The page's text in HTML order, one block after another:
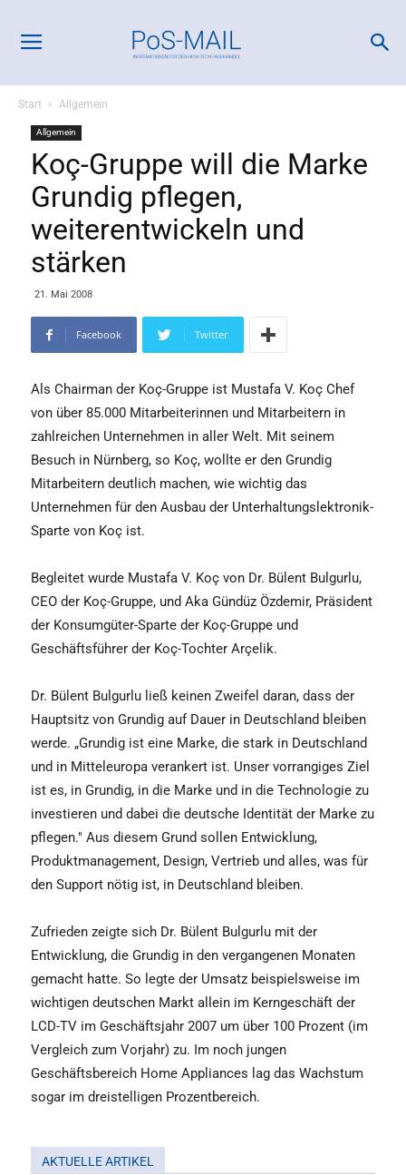
Start Allgemein
Allgemein
Koç-Gruppe will die Marke
Grundig pflegen,
weiterentwickeln und
stärken
21. Mai 2008
Facebook Twitter
Als Chairman der Koç-Gruppe ist Mustafa V. Koç Chef
von über 85.000 Mitarbeiterinnen und Mitarbeitern in
zahlreichen Unternehmen in aller Welt. Mit seinem
Besuch in Nürnberg, so Koç, wollte er den Grundig
Mitarbeitern deutlich machen, wie wichtig das
Unternehmen für den Ausbau der Unterhaltungslektronik-
Sparte von Koç ist.
Begleitet wurde Mustafa V. Koç von Dr. Bülent Bulgurlu,
CEO der Koç-Gruppe, und Aka Gündüz Özdemir, Präsident
der Konsumgüter-Sparte der Koç-Gruppe und
Geschäftsführer der Koç-Tochter Arçelik.
Dr. Bülent Bulgurlu ließ keinen Zweifel daran, dass der
Hauptsitz von Grundig auf Dauer in Deutschland bleiben
werde. „Grundig ist eine Marke, die stark in Deutschland
und in Mitteleuropa verankert ist. Unser vorrangiges Ziel
ist es, in Grundig, in die Marke und in die Technologie zu
investieren und dabei die deutsche Identität der Marke zu
pflegen." Aus diesem Grund sollen Entwicklung,
Produktmanagement, Design, Vertrieb und alles, was für
den Support nötig ist, in Deutschland bleiben.
Zufrieden zeigte sich Dr. Bülent Bulgurlu mit der
Entwicklung, die Grundig in den vergangenen Monaten
gemacht hatte. So legte der Umsatz beispielsweise im
wichtigen deutschen Markt allein im Kerngeschäft der
LCD-TV im Geschäftsjahr 2007 um über 100 Prozent (im
Vergleich zum Vorjahr) zu. Im noch jungen
Geschäftsbereich Home Appliances lag das Wachstum
sogar im dreistelligen Prozentbereich.
AKTUELLE ARTIKEL